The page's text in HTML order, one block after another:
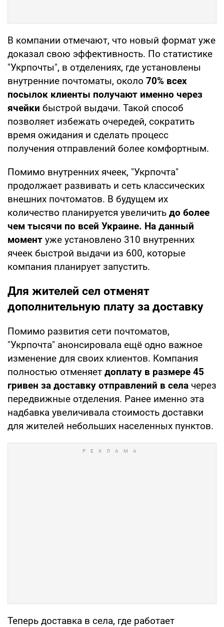
В компании отмечают, что новый формат уже
доказал свою эффективность. По статистике
"Укрпочты", в отделениях, где установлены
внутренние почтоматы, около 70% всех
посылок клиенты получают именно через
ячейки быстрой выдачи. Такой способ
позволяет избежать очередей, сократить
время ожидания и сделать процесс
получения отправлений более комфортным.
Помимо внутренних ячеек, "Укрпочта"
продолжает развивать и сеть классических
внешних почтоматов. В будущем их
количество планируется увеличить до более
чем тысячи по всей Украине. На данный
момент уже установлено 310 внутренних
ячеек быстрой выдачи из 600, которые
компания планирует запустить.
Для жителей сел отменят
дополнительную плату за доставку
Помимо развития сети почтоматов,
"Укрпочта" анонсировала ещё одно важное
изменение для своих клиентов. Компания
полностью отменяет доплату в размере 45
гривен за доставку отправлений в села через
передвижные отделения. Ранее именно эта
надбавка увеличивала стоимость доставки
для жителей небольших населенных пунктов.
Теперь доставка в села, где работает